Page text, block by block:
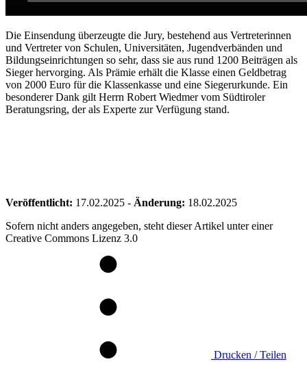
Die Einsendung überzeugte die Jury, bestehend aus Vertreterinnen
und Vertreter von Schulen, Universitäten, Jugendverbänden und
Bildungseinrichtungen so sehr, dass sie aus rund 1200 Beiträgen als
Sieger hervorging. Als Prämie erhält die Klasse einen Geldbetrag
von 2000 Euro für die Klassenkasse und eine Siegerurkunde. Ein
besonderer Dank gilt Herrn Robert Wiedmer vom Südtiroler
Beratungsring, der als Experte zur Verfügung stand.
Veröffentlicht: 17.02.2025 - Änderung: 18.02.2025
Sofern nicht anders angegeben, steht dieser Artikel unter einer
Creative Commons Lizenz 3.0
Drucken / Teilen